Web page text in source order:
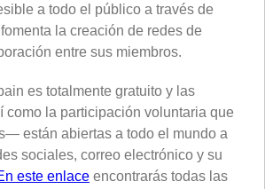
a todo el público a través de
la creación de redes de
entre sus miembros.
es totalmente gratuito y las
la participación voluntaria que
están abiertas a todo el mundo a
sociales, correo electrónico y su
este enlace encontrarás todas las